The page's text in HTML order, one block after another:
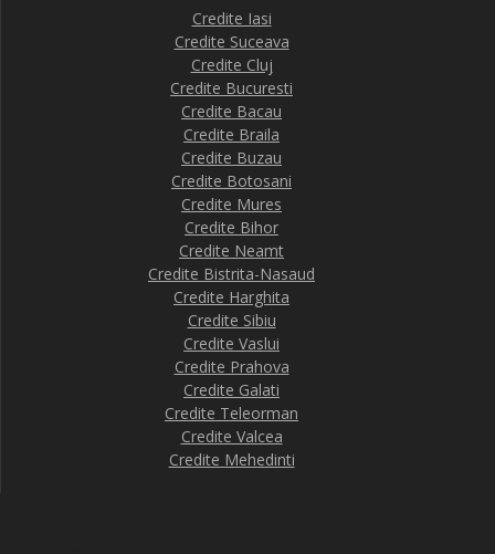
Credite Iasi
Credite Suceava
Credite Cluj
Credite Bucuresti
Credite Bacau
Credite Braila
Credite Buzau
Credite Botosani
Credite Mures
Credite Bihor
Credite Neamt
Credite Bistrita-Nasaud
Credite Harghita
Credite Sibiu
Credite Vaslui
Credite Prahova
Credite Galati
Credite Teleorman
Credite Valcea
Credite Mehedinti